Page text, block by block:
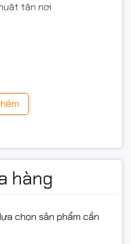
tận nơi
5200; Canon LBP-
3950, LBP-3930, LBP-
A4 với độ phủ 5%
xuất theo tiêu chuẩn
REACH, ROHS, ISO
các thị trường yêu
Nhật Bản, Hàn Quốc,
hàng
chọn sản phẩm cần